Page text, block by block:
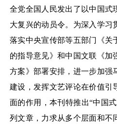
全党全国人民发出了以中国式
大复兴的动员令。为深入学习
落实中央宣传部等五部门《关
的指导意见》和中国文联《加
方案》部署安排，进一步加强
建设，发挥文艺评论在价值引
面的作用，本刊特推出“中国
列文章，力求从多个层面和不